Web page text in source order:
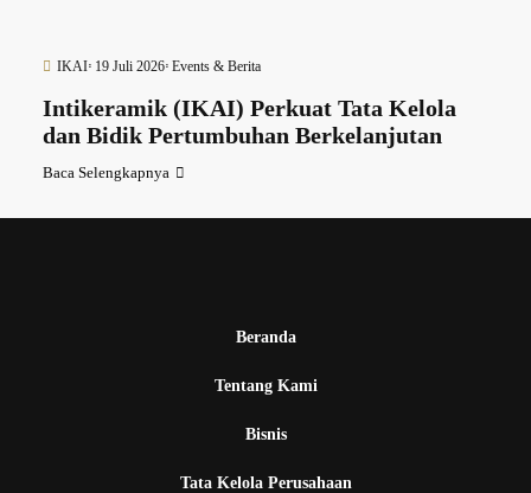
IKAI 19 Juli 2026 Events & Berita
Intikeramik (IKAI) Perkuat Tata Kelola
dan Bidik Pertumbuhan Berkelanjutan
Baca Selengkapnya
Beranda
Tentang Kami
Bisnis
Tata Kelola Perusahaan